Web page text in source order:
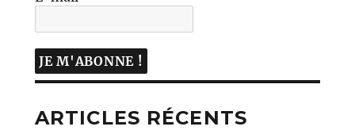
ARTICLES RÉCENTS